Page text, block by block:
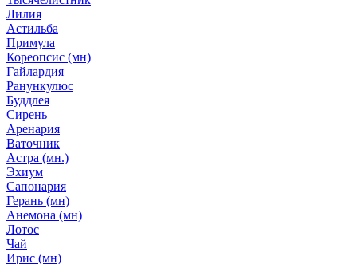
Лилия
Астильба
Примула
Кореопсис (мн)
Гайлардия
Ранункулюс
Буддлея
Сирень
Аренария
Ваточник
Астра (мн.)
Эхиум
Сапонария
Герань (мн)
Анемона (мн)
Лотос
Чай
Ирис (мн)